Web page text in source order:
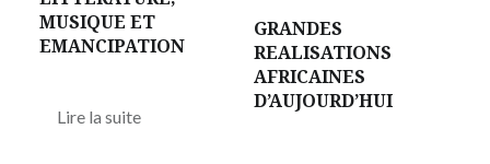
MUSIQUE ET
EMANCIPATION
Lire la suite
GRANDES
REALISATIONS
AFRICAINES
D’AUJOURD’HUI